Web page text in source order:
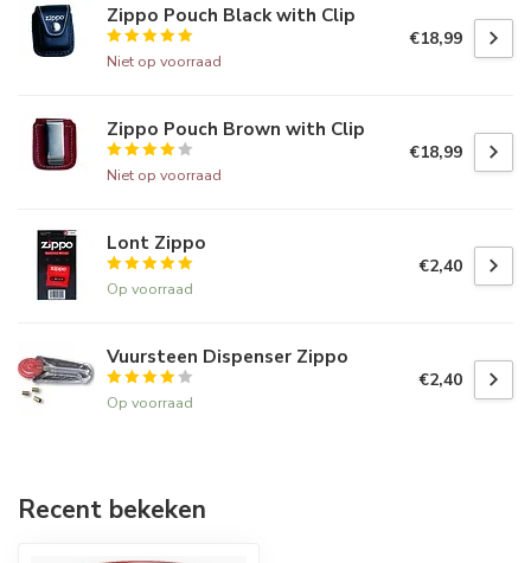
Zippo Pouch Black with Clip
Niet op voorraad
€18,99
Zippo Pouch Brown with Clip
Niet op voorraad
€18,99
Lont Zippo
Op voorraad
€2,40
Vuursteen Dispenser Zippo
Op voorraad
€2,40
Recent bekeken